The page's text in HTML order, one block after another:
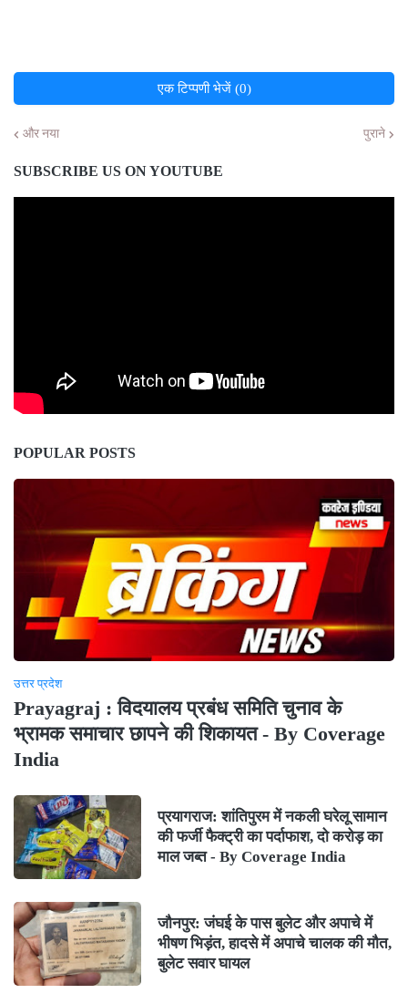
एक टिप्पणी भेजें (0)
और नया पुराने
SUBSCRIBE US ON YOUTUBE
POPULAR POSTS
उत्तर प्रदेश
Prayagraj : विदयालय प्रबंध समिति चुनाव के
भ्रामक समाचार छापने की शिकायत - By Coverage
India
प्रयागराज: शांतिपुरम में नकली घरेलू सामान
की फर्जी फैक्ट्री का पर्दाफाश, दो करोड़ का
माल जब्त - By Coverage India
जौनपुर: जंघई के पास बुलेट और अपाचे में
भीषण भिड़ंत, हादसे में अपाचे चालक की मौत,
बुलेट सवार घायल